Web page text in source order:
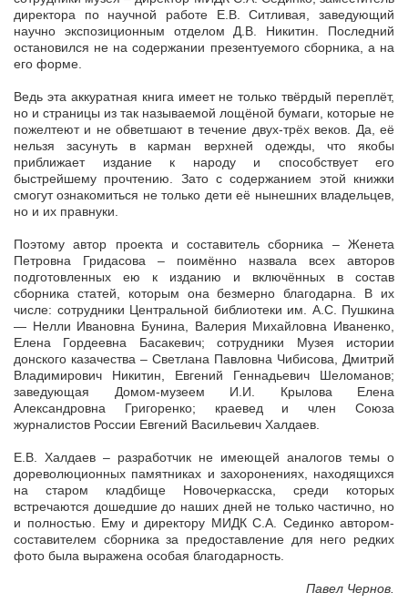
директора по научной работе Е.В. Ситливая, заведующий
научно экспозиционным отделом Д.В. Никитин. Последний
остановился не на содержании презентуемого сборника, а на
его форме.
Ведь эта аккуратная книга имеет не только твёрдый переплёт,
но и страницы из так называемой лощёной бумаги, которые не
пожелтеют и не обветшают в течение двух-трёх веков. Да, её
нельзя засунуть в карман верхней одежды, что якобы
приближает издание к народу и способствует его
быстрейшему прочтению. Зато с содержанием этой книжки
смогут ознакомиться не только дети её нынешних владельцев,
но и их правнуки.
Поэтому автор проекта и составитель сборника – Женета
Петровна Гридасова – поимённо назвала всех авторов
подготовленных ею к изданию и включённых в состав
сборника статей, которым она безмерно благодарна. В их
числе: сотрудники Центральной библиотеки им. А.С. Пушкина
— Нелли Ивановна Бунина, Валерия Михайловна Иваненко,
Елена Гордеевна Басакевич; сотрудники Музея истории
донского казачества – Светлана Павловна Чибисова, Дмитрий
Владимирович Никитин, Евгений Геннадьевич Шеломанов;
заведующая Домом-музеем И.И. Крылова Елена
Александровна Григоренко; краевед и член Союза
журналистов России Евгений Васильевич Халдаев.
Е.В. Халдаев – разработчик не имеющей аналогов темы о
дореволюционных памятниках и захоронениях, находящихся
на старом кладбище Новочеркасска, среди которых
встречаются дошедшие до наших дней не только частично, но
и полностью. Ему и директору МИДК С.А. Сединко автором-
составителем сборника за предоставление для него редких
фото была выражена особая благодарность.
Павел Чернов.